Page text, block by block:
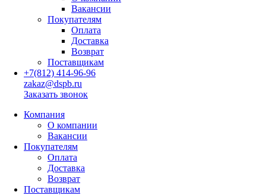
Вакансии
Покупателям
Оплата
Доставка
Возврат
Поставщикам
+7(812) 414-96-96
zakaz@dspb.ru
Заказать звонок
Компания
О компании
Вакансии
Покупателям
Оплата
Доставка
Возврат
Поставщикам